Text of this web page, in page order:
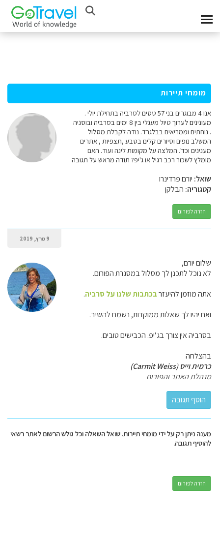
מומחי תיירות
אנו 4 מבוגרים בני 57 טסים לסרביה בתחילת יולי .
מעונינים לערוך טיול מעגלי בין 8 ימים בסרביה ובוסניה
. נוחתים וממריאים בבלגרד. נודה לקבלת מסלול
המשלב נופים וסיורים קלים בטבע ,תצפיות , אתרים
מענינים וכד'. המלצה על מקומות לינה ועוד. האם
מומלץ לשכור רכב רגיל או ג'יפ? תודה מראש על תגובה
שואל: יורם פרדינרו
קטגוריה: הבלקן
חזרה לפורום
9 מרץ, 2019
שלום יורם,
לא נוכל לתכנן לך מסלול במסגרת הפורום.
אתה מוזמן להיעזרבכתבות שלנו על סרביה.
ואם יהיו לך שאלות ממוקדות, נשמח להשיב.
בסרביה אין צורך בג′יפ. הכבישים טובים.
בהצלחה
כרמית וייס (Carmit Weiss)
מנהלת האתר והפורום
מענה ניתן רק על ידי מומחי תיירות. שואל השאלה וכל גולש הרשום לאתר רשאי
להוסיף תגובה.
חזרה לפורום